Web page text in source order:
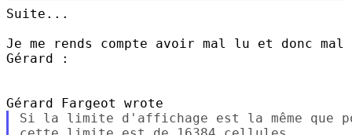
Suite...
Je me rends compte avoir mal lu et donc
Gérard :
Si la limite d'affichage est la même